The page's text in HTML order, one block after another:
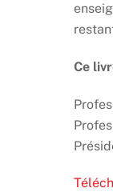
Ce